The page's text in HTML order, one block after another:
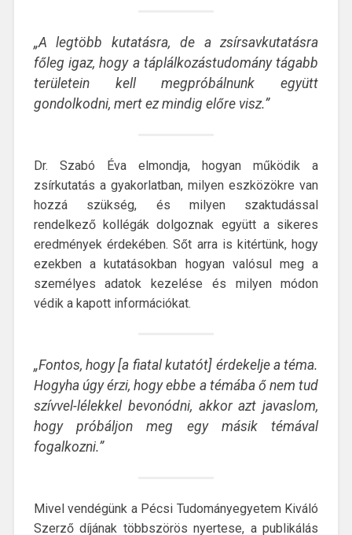
„A legtöbb kutatásra, de a zsírsavkutatásra
főleg igaz, hogy a táplálkozástudomány tágabb
területein kell megpróbálnunk együtt
gondolkodni, mert ez mindig előre visz.”
Dr. Szabó Éva elmondja, hogyan működik a
zsírkutatás a gyakorlatban, milyen eszközökre van
hozzá szükség, és milyen szaktudással
rendelkező kollégák dolgoznak együtt a sikeres
eredmények érdekében. Sőt arra is kitértünk, hogy
ezekben a kutatásokban hogyan valósul meg a
személyes adatok kezelése és milyen módon
védik a kapott információkat.
„Fontos, hogy [a fiatal kutatót] érdekelje a téma.
Hogyha úgy érzi, hogy ebbe a témába ő nem tud
szívvel-lélekkel bevonódni, akkor azt javaslom,
hogy próbáljon meg egy másik témával
fogalkozni.”
Mivel vendégünk a Pécsi Tudományegyetem Kiváló
Szerző díjának többszörös nyertese, a publikálás